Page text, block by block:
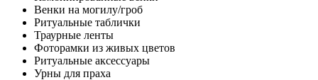
Венки на могилу/гроб
Ритуальные таблички
Траурные ленты
Фоторамки из живых цветов
Ритуальные аксессуары
Урны для праха